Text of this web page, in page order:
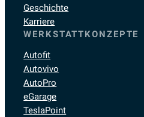
Geschichte
Karriere
WERKSTATTKONZEPTE
Autofit
Autovivo
AutoPro
eGarage
TeslaPoint